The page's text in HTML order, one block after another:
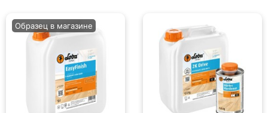
Образец в магазине